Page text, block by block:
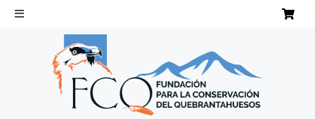
Saltar
Toggle
Navigation
QUEBRANTAHUESOS